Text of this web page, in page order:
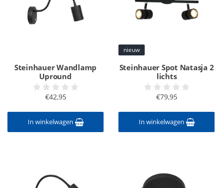
Steinhauer Wandlamp
Upround
€42,95
In winkelwagen
nieuw
Steinhauer Spot Natasja 2
lichts
€79,95
In winkelwagen